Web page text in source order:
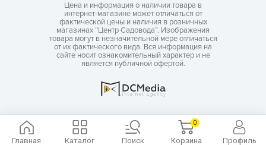
Главная Каталог Поиск
0
Корзина Профиль
Цена и информация о наличии товара в
интернет-магазине может отличаться от
фактической цены и наличия в розничных
магазинах “Центр Садовода”. Изображения
товара могут в незначительной мере отличаться
от их фактического вида. Вся информация на
сайте носит ознакомительный характер и не
является публичной офертой.